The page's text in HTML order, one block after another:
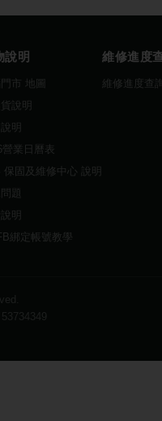
說明
門市 地圖
貨說明
明
營業日曆表
保固及維修中心 說明
題
明
綁定帳號教學
維修進度
維修進度查